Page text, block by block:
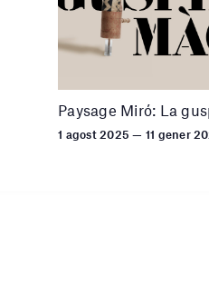
Paysage Miró: La
1 agost 2025 — 11 gener